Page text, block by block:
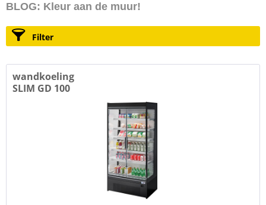
BLOG: Kleur aan de muur!
Filter
wandkoeling
SLIM GD 100